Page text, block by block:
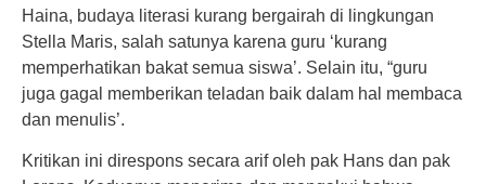
Haina, budaya literasi kurang bergairah di lingkungan
Stella Maris, salah satunya karena guru ‘kurang
memperhatikan bakat semua siswa’. Selain itu, “guru
juga gagal memberikan teladan baik dalam hal membaca
dan menulis’.
Kritikan ini direspons secara arif oleh pak Hans dan pak